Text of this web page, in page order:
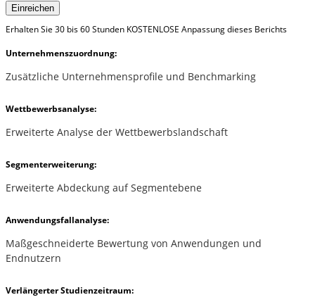
Einreichen
Erhalten Sie 30 bis 60 Stunden KOSTENLOSE Anpassung dieses Berichts
Unternehmenszuordnung:
Zusätzliche Unternehmensprofile und Benchmarking
Wettbewerbsanalyse:
Erweiterte Analyse der Wettbewerbslandschaft
Segmenterweiterung:
Erweiterte Abdeckung auf Segmentebene
Anwendungsfallanalyse:
Maßgeschneiderte Bewertung von Anwendungen und
Endnutzern
Verlängerter Studienzeitraum: